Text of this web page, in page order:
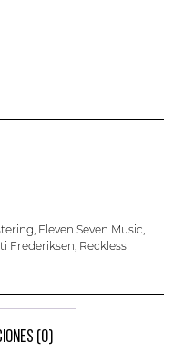
, Eleven Seven Music,
Frederiksen, Reckless
(0)